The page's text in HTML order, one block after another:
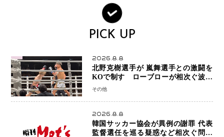
PICK UP
2026.8.8
北野克樹選手が 嵐舞選手との激闘を
KOで制す ローブローが相次ぐ波乱
の展開…涙の勝利「生まれてくる娘の
その他
2026.8.8
韓国サッカー協会が異例の謝罪 代表
監督選任を巡る疑惑など相次ぐ問題